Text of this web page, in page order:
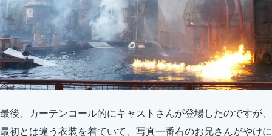
最後、カーテンコール的にキャストさんが登場したのですが、
最初とは違う衣装を着ていて、写真一番右のお兄さんがやけに